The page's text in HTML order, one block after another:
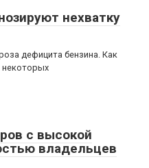
нехватку
дефицита бензина. Как
некоторых
с высокой
владельцев